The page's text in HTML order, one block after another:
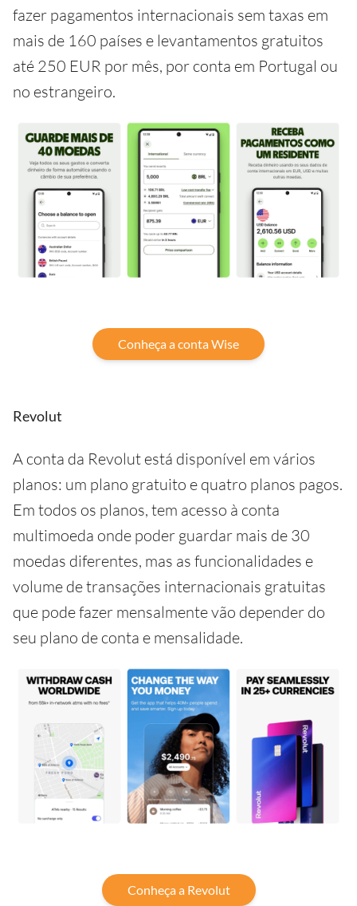
fazer pagamentos internacionais sem taxas em
mais de 160 países e levantamentos gratuitos
até 250 EUR por mês, por conta em Portugal ou
no estrangeiro.
Conheça a conta Wise
Revolut
A conta da Revolut está disponível em vários
planos: um plano gratuito e quatro planos pagos.
Em todos os planos, tem acesso à conta
multimoeda onde poder guardar mais de 30
moedas diferentes, mas as funcionalidades e
volume de transações internacionais gratuitas
que pode fazer mensalmente vão depender do
seu plano de conta e mensalidade.
Conheça a Revolut